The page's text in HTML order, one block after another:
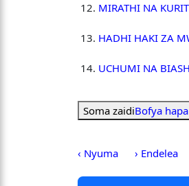
MIRATHI NA
HADHI HAKI ZA
UCHUMI NA
Soma zaidiBofya hapa
‹ Nyuma › Endelea